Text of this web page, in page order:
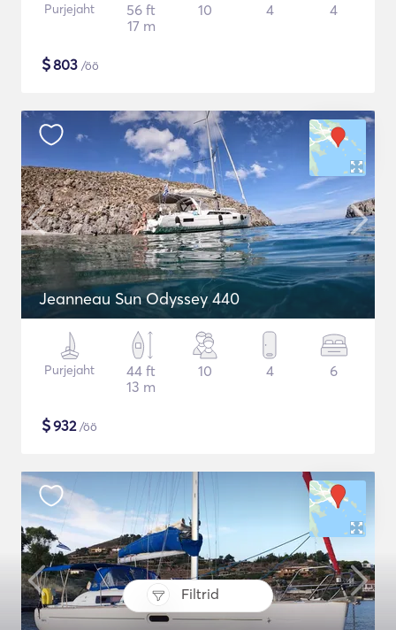
Filtrid
Purjejaht
56 ft
17 m
10 4 4
$803 /öö
Jeanneau Sun Odyssey 440
Purjejaht
44 ft
13 m
10 4 6
$932/öö